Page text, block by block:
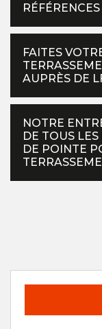
FAITES
AUPRÈS DE
NOTRE
DE TOUS
DE POINTE